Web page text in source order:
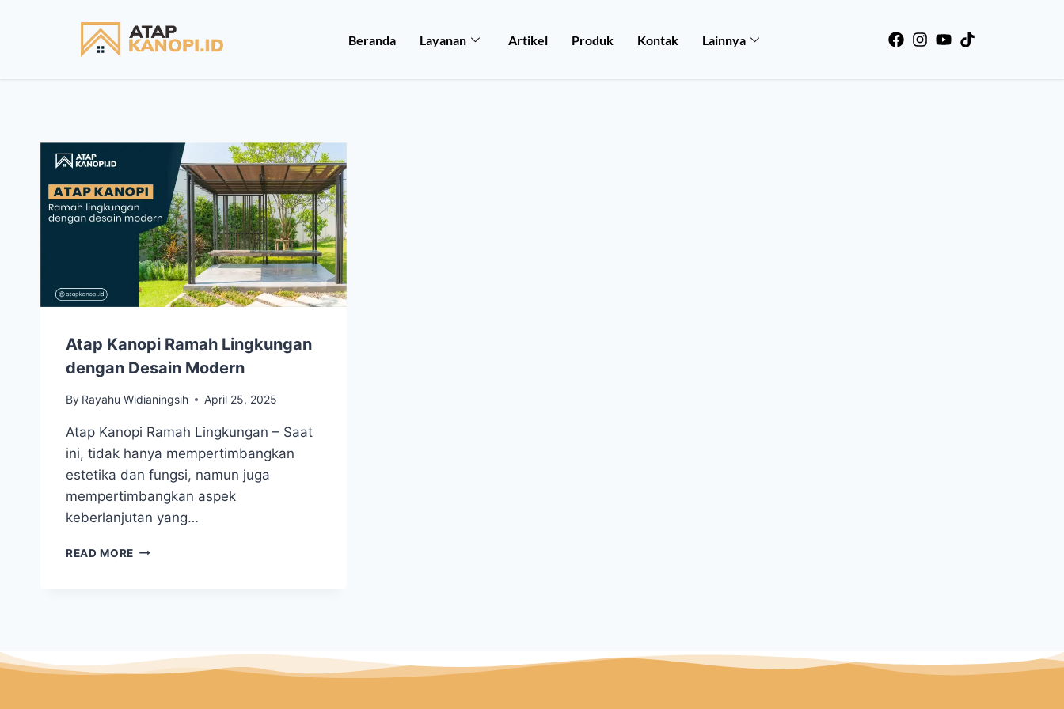
Beranda Layanan Artikel Produk Kontak Lainnya
Atap Kanopi Ramah Lingkungan
dengan Desain Modern
By Rayahu Widianingsih April 25, 2025
Atap Kanopi Ramah Lingkungan – Saat
ini, tidak hanya mempertimbangkan
estetika dan fungsi, namun juga
mempertimbangkan aspek
keberlanjutan yang…
READ MORE